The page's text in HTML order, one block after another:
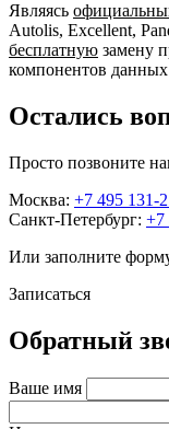
Являясь
Autolis, Excellent,
бесплатную замену
компонентов
Остались
Просто позвоните
Москва: +7 495 131-
Санкт-Петербург: +7
Или заполните
Записаться
Обратный
Ваше имя